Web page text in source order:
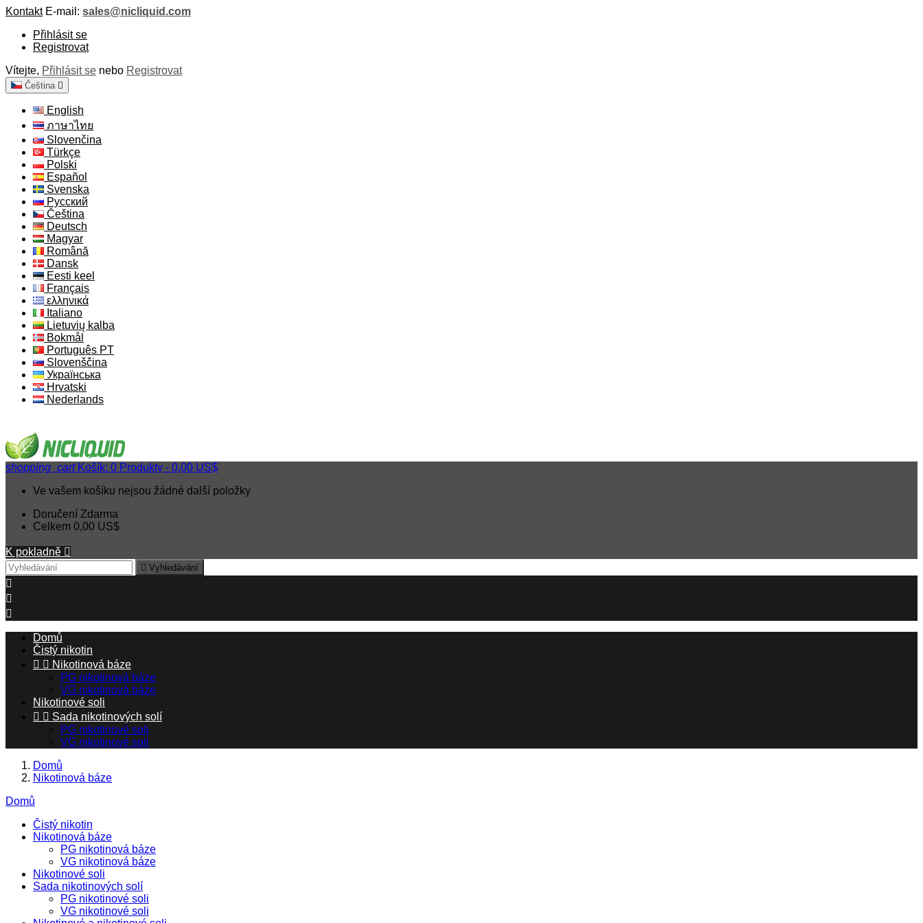
Kontakt E-mail: sales@nicliquid.com
Přihlásit se
Registrovat
Vítejte, Přihlásit se nebo Registrovat
Čeština 
English
ภาษาไทย
Slovenčina
Türkçe
Polski
Español
Svenska
Русский
Čeština
Deutsch
Magyar
Română
Dansk
Eesti keel
Français
ελληνικά
Italiano
Lietuvių kalba
Bokmål
Português PT
Slovenščina
Українська
Hrvatski
Nederlands
shopping_cart Košík: 0 Produkty - 0,00 US$
Ve vašem košíku nejsou žádné další položky
Doručení Zdarma
Celkem 0,00 US$
K pokladně 
 Vyhledávání



Domů
Čistý nikotin
  Nikotinová báze
PG nikotinová báze
VG nikotinová báze
Nikotinové soli
  Sada nikotinových solí
PG nikotinové soli
VG nikotinové soli
Domů
Nikotinová báze
Domů
Čistý nikotin
Nikotinová báze
PG nikotinová báze
VG nikotinová báze
Nikotinové soli
Sada nikotinových solí
PG nikotinové soli
VG nikotinové soli